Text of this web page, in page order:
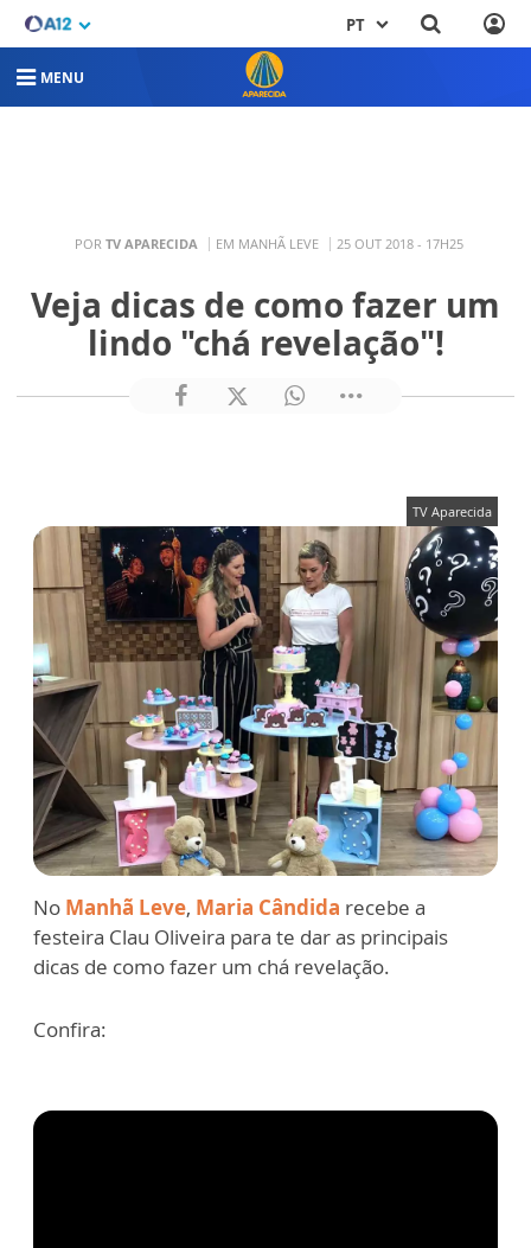
PT
MENU
POR TV APARECIDA EM MANHÃ LEVE 25 OUT 2018 - 17H25
Veja dicas de como fazer um
lindo "chá revelação"!
TV Aparecida
No Manhã Leve, Maria Cândida recebe a
festeira Clau Oliveira para te dar as principais
dicas de como fazer um chá revelação.
Confira: